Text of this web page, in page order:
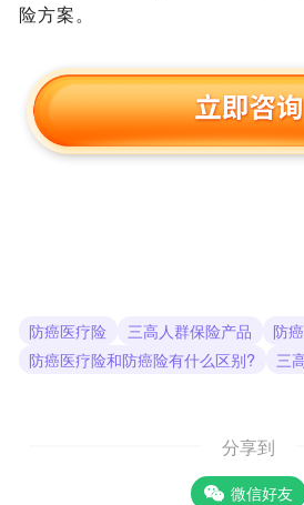
险方案。
防癌医疗险 三高人群保险产品
防
防癌医疗险和防癌险有什么区别?
三
分享到
微信好友